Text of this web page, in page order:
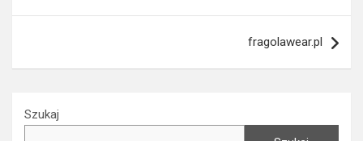
fragolawear.pl
Szukaj